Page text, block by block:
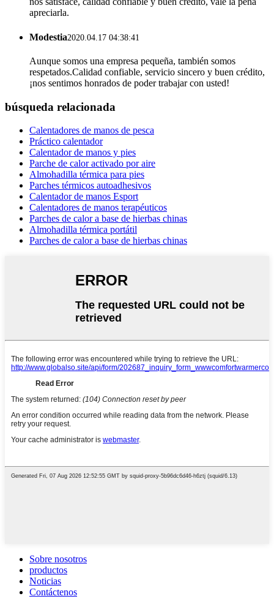
apreciarla.
Modestia2020.04.17 04:38:41
Aunque somos una empresa pequeña, también somos
respetados.Calidad confiable, servicio sincero y buen crédito,
¡nos sentimos honrados de poder trabajar con usted!
búsqueda relacionada
Calentadores de manos de pesca
Práctico calentador
Calentador de manos y pies
Parche de calor activado por aire
Almohadilla térmica para pies
Parches térmicos autoadhesivos
Calentador de manos Esport
Calentadores de manos terapéuticos
Parches de calor a base de hierbas chinas
Almohadilla térmica portátil
Parches de calor a base de hierbas chinas
Sobre nosotros
productos
Noticias
Contáctenos